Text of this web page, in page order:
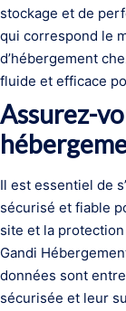
stockage et de
qui correspond le
d’hébergement
fluide et efficace
Assurez-
Il est essentiel de
sécurisé et fiable
site et la
Gandi
données sont
sécurisée et leur